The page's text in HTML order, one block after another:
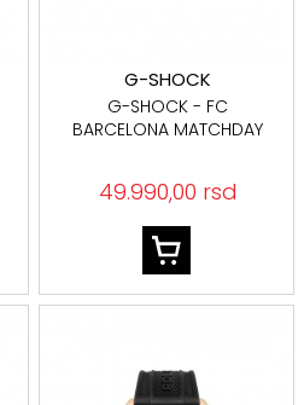
G-SHOCK
G-SHOCK - FC
BARCELONA MATCHDAY
49.990,00 rsd